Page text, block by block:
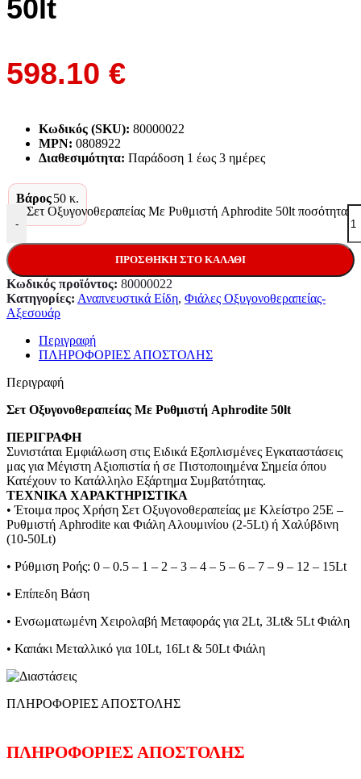
50lt
598.10 €
Κωδικός (SKU): 80000022
MPN: 0808922
Διαθεσιμότητα: Παράδoση 1 έως 3 ημέρες
Βάρος50 κ.
-
Σετ Οξυγονοθεραπείας Με Ρυθμιστή Aphrodite 50lt ποσότητα
ΠΡΟΣΘΉΚΗ ΣΤΟ ΚΑΛΆΘΙ
Κωδικός προϊόντος: 80000022
Κατηγορίες: Αναπνευστικά Είδη, Φιάλες Οξυγονοθεραπείας-
Αξεσουάρ
Περιγραφή
ΠΛΗΡΟΦΟΡΙΕΣ ΑΠΟΣΤΟΛΗΣ
Περιγραφή
Σετ Οξυγονοθεραπείας Με Ρυθμιστή Aphrodite 50lt
ΠΕΡΙΓΡΑΦΗ
Συνιστάται Εμφιάλωση στις Ειδικά Εξοπλισμένες Εγκαταστάσεις
μας για Μέγιστη Αξιοπιστία ή σε Πιστοποιημένα Σημεία όπου
Κατέχουν το Κατάλληλο Εξάρτημα Συμβατότητας.
ΤΕΧΝΙΚΑ ΧΑΡΑΚΤΗΡΙΣΤΙΚΑ
• Έτοιμα προς Χρήση Σετ Οξυγονοθεραπείας με Κλείστρο 25Ε –
Ρυθμιστή Aphrodite και Φιάλη Αλουμινίου (2-5Lt) ή Χαλύβδινη
(10-50Lt)
• Ρύθμιση Ροής: 0 – 0.5 – 1 – 2 – 3 – 4 – 5 – 6 – 7 – 9 – 12 – 15Lt
• Επίπεδη Βάση
• Ενσωματωμένη Χειρολαβή Μεταφοράς για 2Lt, 3Lt& 5Lt Φιάλη
• Καπάκι Μεταλλικό για 10Lt, 16Lt & 50Lt Φιάλη
ΠΛΗΡΟΦΟΡΙΕΣ ΑΠΟΣΤΟΛΗΣ
ΠΛΗΡΟΦΟΡΙΕΣ ΑΠΟΣΤΟΛΗΣ